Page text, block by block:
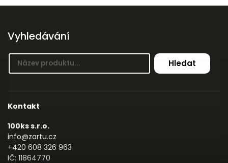
Vyhledávání
Hledat
Kontakt
100ks s.r.o.
info@zartu.cz
+420 608 326 963
IČ: 11864770